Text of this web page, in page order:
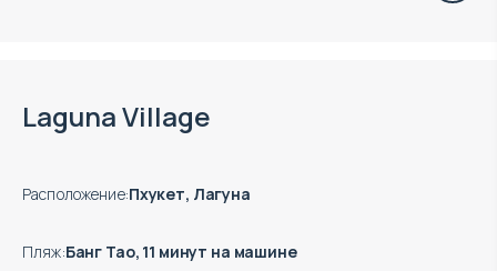
Laguna Village
Расположение:Пхукет, Лагуна
Пляж:Банг Тао, 11 минут на машине